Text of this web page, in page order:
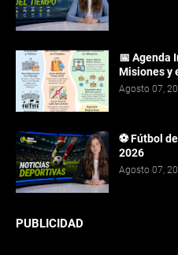
📅 Agenda
Misiones y
Agosto 07,
⚽ Fútbol
2026
Agosto 07,
PUBLICIDAD